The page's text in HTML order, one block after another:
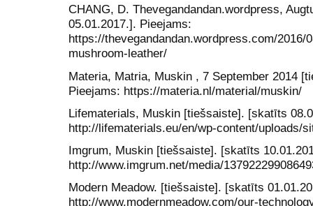
CHANG, D. Thevegandandan.wordpress,
05.01.2017.]. Pieejams:
https://thevegandandan.wordpress.com/2016/
mushroom-leather/
Materia, Matria, Muskin , 7 September 2014
Pieejams: https://materia.nl/material/muskin/
Lifematerials, Muskin [tiešsaiste]. [skatīts
http://lifematerials.eu/en/wp-content/uploads/
Imgrum, Muskin [tiešsaiste]. [skatīts
http://www.imgrum.net/media/
Modern Meadow. [tiešsaiste]. [skatīts
http://www.modernmeadow.com/our-